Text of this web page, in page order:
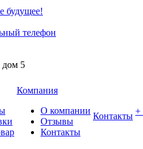
телефон
дом 5
Компания
О компании
Отзывы
Контакты
Контакты